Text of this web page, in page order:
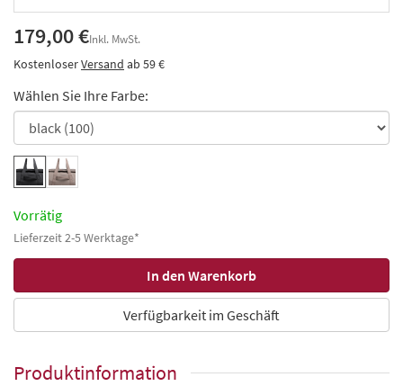
179,00 €Inkl. MwSt.
KostenloserVersand ab 59 €
Wählen Sie Ihre Farbe:
Vorrätig
Lieferzeit 2-5 Werktage*
Verfügbarkeit im Geschäft
Produktinformation